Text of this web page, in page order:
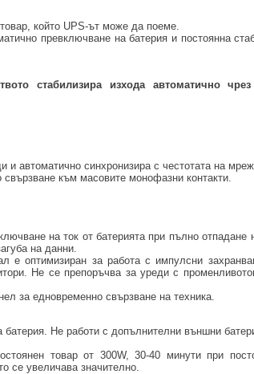
който UPS-ът може да поеме.
превключване на батерия и постоянна
стабилизира изхода автоматично
автоматично синхронизира с честотата на
към масовите монофазни контакти.
на ток от батерията при пълно отпадане
на данни.
е оптимизиран за работа с импулсни
Не се препоръчва за уреди с
за едновременно свързване на техника.
Не работи с допълнителни външни
товар от 300W, 30-40 минути при
се увеличава значително.